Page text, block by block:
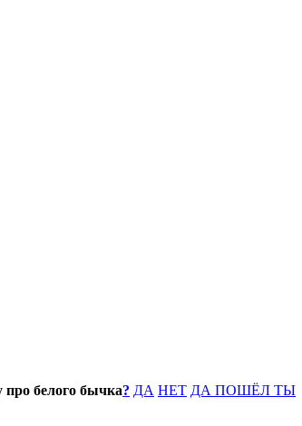
про белого бычка? ДА НЕТ ДА ПОШЁЛ ТЫ